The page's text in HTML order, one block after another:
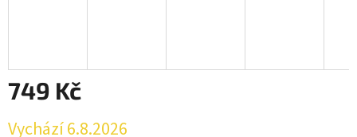
749 Kč
cena:
Vychází 6.8.2026